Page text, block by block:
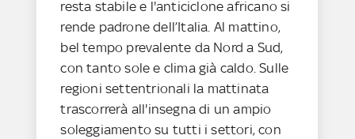
resta stabile e l'anticiclone africano si
rende padrone dell’Italia. Al mattino,
bel tempo prevalente da Nord a Sud,
con tanto sole e clima già caldo. Sulle
regioni settentrionali la mattinata
trascorrerà all'insegna di un ampio
soleggiamento su tutti i settori, con